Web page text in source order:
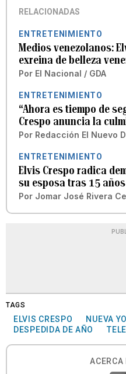
RELACIONADAS
ENTRETENIMIENTO
Medios venezolanos:
exreina de belleza
Por El Nacional / GDA
ENTRETENIMIENTO
“Ahora es tiempo de
Crespo anuncia la
Por Redacción El Nuevo
ENTRETENIMIENTO
Elvis Crespo radica
su esposa tras 15
Por Jomar José Rivera
TAGS
ELVIS CRESPO NUEVA
DESPEDIDA DE AÑO
ACERCA